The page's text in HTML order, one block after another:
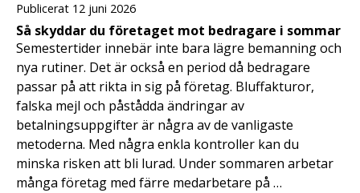
Publicerat 12 juni 2026
Så skyddar du företaget mot bedragare i sommar
Semestertider innebär inte bara lägre bemanning och
nya rutiner. Det är också en period då bedragare
passar på att rikta in sig på företag. Bluffakturor,
falska mejl och påstådda ändringar av
betalningsuppgifter är några av de vanligaste
metoderna. Med några enkla kontroller kan du
minska risken att bli lurad. Under sommaren arbetar
många företag med färre medarbetare på …